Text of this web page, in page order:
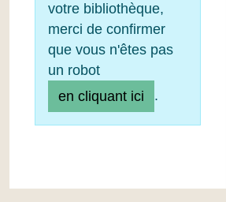
votre bibliothèque,
merci de confirmer
que vous n'êtes pas
un robot
en cliquant ici
.